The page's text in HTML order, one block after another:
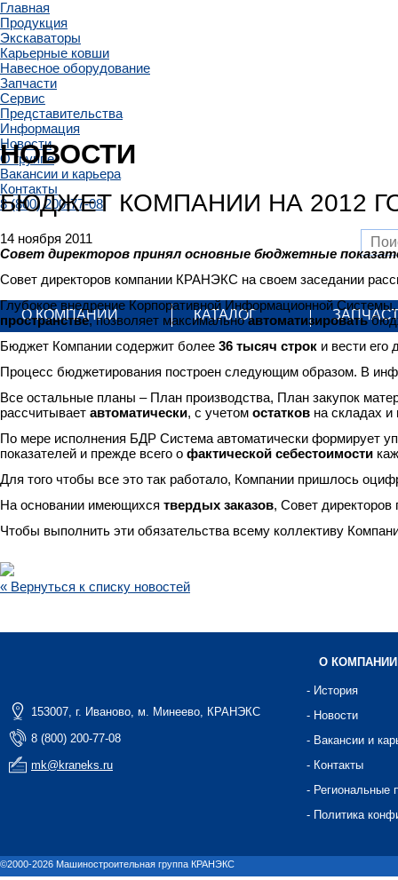
Главная
Продукция
Экскаваторы
Карьерные ковши
Навесное оборудование
Запчасти
Сервис
Представительства
Информация
Новости
О группе
Вакансии и карьера
Контакты
8 (800) 200-77-08
О КОМПАНИИ КАТАЛОГ
НОВОСТИ
БЮДЖЕТ КОМПАНИИ НА 2012
14 ноября 2011
Совет директоров принял основные бюджетные
Совет директоров компании КРАНЭКС на своем заседании
Глубокое внедрение Корпоративной Информационной
пространстве, позволяет максимальноавтоматизировать
Бюджет Компании содержит более 36 тысяч строк и вести
Процесс бюджетирования построен следующим образом. В
Все остальные планы – План производства, План закупок
рассчитывает автоматически, с учетом остатков на складах и
По мере исполнения БДР Система автоматически формирует
показателей и прежде всего о фактической себестоимости
Для того чтобы все это так работало, Компании пришлось
На основании имеющихся твердых заказов, Совет
Чтобы выполнить эти обязательства всему коллективу
« Вернуться к списку новостей
153007, г. Иваново, м. Минеево, КРАНЭКС
8 (800) 200-77-08
mk@kraneks.ru
О КОМПАНИИ
- История
- Новости
- Вакансии и
- Контакты
- Региональные
- Политика
©2000-2026 Машиностроительная группа КРАНЭКС